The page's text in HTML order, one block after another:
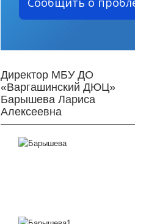
Директор МБУ ДО
«Варгашинский ДЮЦ»
Барышева Лариса
Алексеевна